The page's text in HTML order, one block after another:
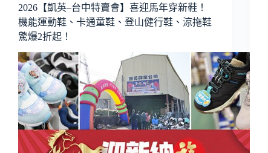
2026【凱英–台中特賣會】喜迎馬年穿新鞋！
機能運動鞋、卡通童鞋、登山健行鞋、涼拖鞋
驚爆2折起！